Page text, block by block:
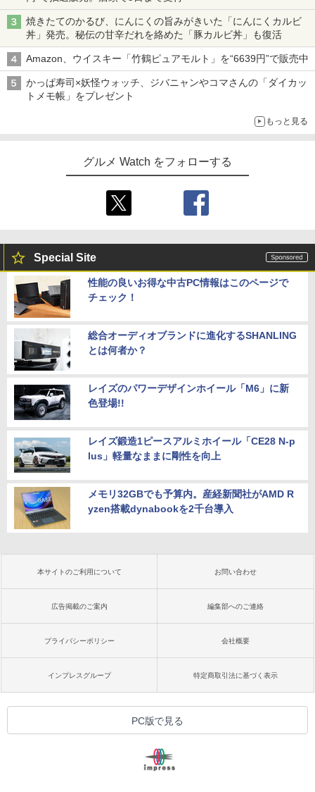
焼きたてのかるび、にんにくの旨みがきいた「にんにくカルビ
丼」発売。秘伝の甘辛だれを絡めた「豚カルビ丼」も復活
Amazon、ウイスキー「竹鶴ピュアモルト」を“6639円”で販売中
かっぱ寿司×妖怪ウォッチ、ジバニャンやコマさんの「ダイカッ
トメモ帳」をプレゼント
もっと見る
グルメ Watch をフォローする
Special Site
性能の良いお得な中古PC情報はこのページで
チェック！
総合オーディオブランドに進化するSHANLING
とは何者か？
レイズのパワーデザインホイール「M6」に新
色登場!!
レイズ鍛造1ピースアルミホイール「CE28 N-p
lus」軽量なままに剛性を向上
メモリ32GBでも予算内。産経新聞社がAMD R
yzen搭載dynabookを2千台導入
本サイトのご利用について お問い合わせ
広告掲載のご案内 編集部へのご連絡
プライバシーポリシー 会社概要
インプレスグループ 特定商取引法に基づく表示
PC版で見る